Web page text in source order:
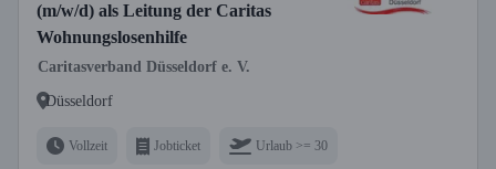
(m/w/d) als Leitung der Caritas
Wohnungslosenhilfe
Caritasverband Düsseldorf e. V.
Düsseldorf
Vollzeit Jobticket Urlaub >= 30